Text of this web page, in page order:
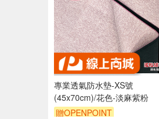
專業透氣防水墊-XS號
(45x70cm)/花色-淡麻紫粉
贈OPENPOINT